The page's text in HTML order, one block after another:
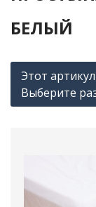
БЕЛЫЙ
Этот
Выберите